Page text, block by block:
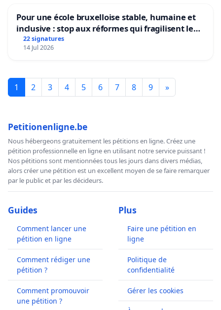
Pour une école bruxelloise stable, humaine et
inclusive : stop aux réformes qui fragilisent le
primaire
22 signatures
14 Jul 2026
1 2 3 4 5 6 7 8 9 »
Petitionenligne.be
Nous hébergeons gratuitement les pétitions en ligne. Créez une
pétition professionnelle en ligne en utilisant notre service puissant !
Nos pétitions sont mentionnées tous les jours dans divers médias,
alors créer une pétition est un excellent moyen de se faire remarquer
par le public et par les décideurs.
Guides
Comment lancer une
pétition en ligne
Comment rédiger une
pétition ?
Comment promouvoir
une pétition ?
Plus
Faire une pétition en
ligne
Politique de
confidentialité
Gérer les cookies